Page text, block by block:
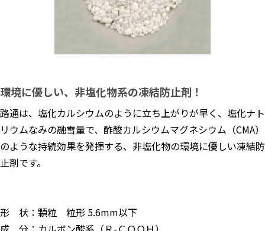
環境に優しい、非塩化物系の凍結防止剤！
路通は、塩化カルシウムのように立ち上がりが早く、塩化ナト
リウムなみの融雪量で、酢酸カルシウムマグネシウム（CMA）
のような持続効果を発揮する、非塩化物の環境に優しい凍結防
止剤です。
形 状：顆粒 粒形 5.6mm以下